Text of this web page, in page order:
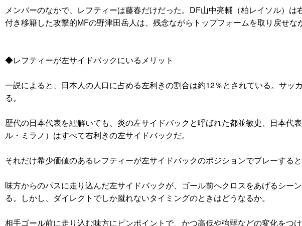
メンバーのなかで、レフティーは藤春だけだった。DF山中亮輔（柏レイソル）
付き移籍した攻撃的MFの野津田岳人は、残念ながらトップフォームを取り戻せな
◆レフティーが左サイドバックにいるメリット
一説によると、日本人の人口に占める左利きの割合は約12％とされている。サ
る。
歴代の日本代表を紐解いても、炎の左サイドバックと呼ばれた都並敏史、日本
ル・ミラノ）はすべて右利きの左サイドバックだ。
それだけ希少価値のあるレフティーが左サイドバックのポジションでプレーする
味方からのパスに走り込んだ左サイドバックが、ゴール前へクロスをあげるシ
る。しかし、ダイレクトでしか蹴れないタイミングのときはどうなるか。
相手ゴール前に走り込む味方にピンポイントで、かつ高低や強弱などの変化を